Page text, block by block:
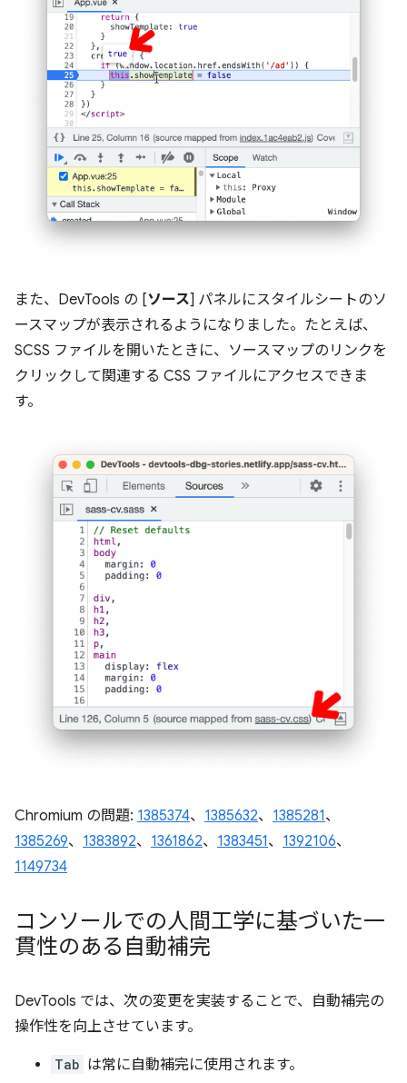
また、DevTools の [ソース] パネルにスタイルシートのソ
ースマップが表示されるようになりました。たとえば、
SCSS ファイルを開いたときに、ソースマップのリンクを
クリックして関連する CSS ファイルにアクセスできま
す。
Chromium の問題: 1385374、 1385632、 1385281、
1385269、 1383892、 1361862、 1383451、 1392106、
1149734
コンソールでの人間工学に基づいた一
貫性のある自動補完
DevTools では、次の変更を実装することで、自動補完の
操作性を向上させています。
Tab は常に自動補完に使用されます。